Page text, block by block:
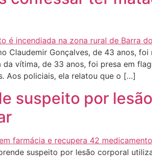
Claudemir Gonçalves, de 43 anos,
vítima, de 33 anos, foi presa em
Aos policiais, ela relatou que o […]
suspeito por
suspeito por lesão corporal